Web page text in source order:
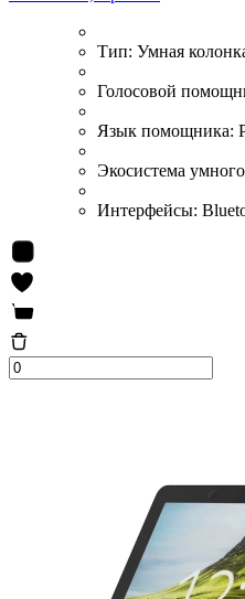
Тип: Умная
Голосовой
Язык помощника:
Экосистема
Интерфейсы: